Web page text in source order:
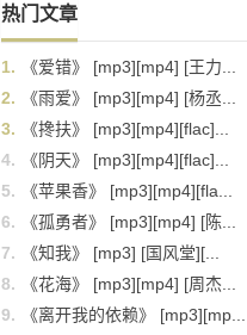
热门文章
1.
《爱错》 [mp3][mp4] [王力...
2.
《雨爱》 [mp3][mp4] [杨丞...
3.
《搀扶》 [mp3][mp4][flac]...
4.
《阴天》 [mp3][mp4][flac]...
5.
《苹果香》 [mp3][mp4][fla...
6.
《孤勇者》 [mp3][mp4] [陈...
7.
《知我》 [mp3] [国风堂][...
8.
《花海》 [mp3][mp4] [周杰...
9.
《离开我的依赖》 [mp3][mp...